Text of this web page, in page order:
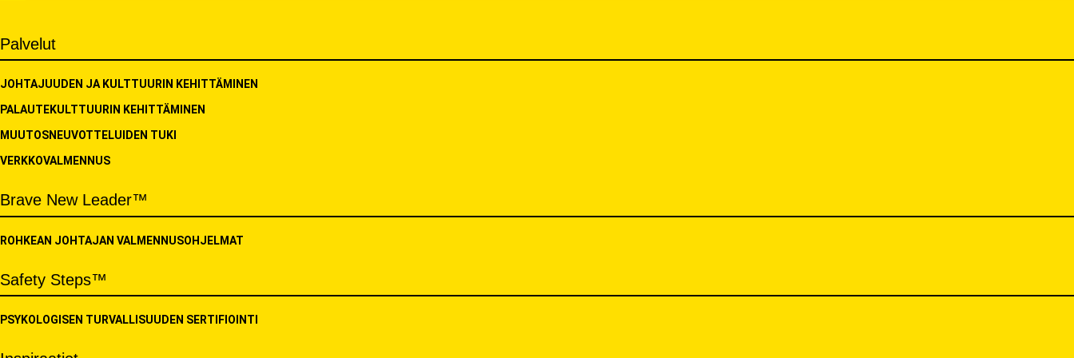
Palvelut
JOHTAJUUDEN JA KULTTUURIN KEHITTÄMINEN
PALAUTEKULTTUURIN KEHITTÄMINEN
MUUTOSNEUVOTTELUIDEN TUKI
VERKKOVALMENNUS
Brave New Leader™
ROHKEAN JOHTAJAN VALMENNUSOHJELMAT
Safety Steps™
PSYKOLOGISEN TURVALLISUUDEN SERTIFIOINTI